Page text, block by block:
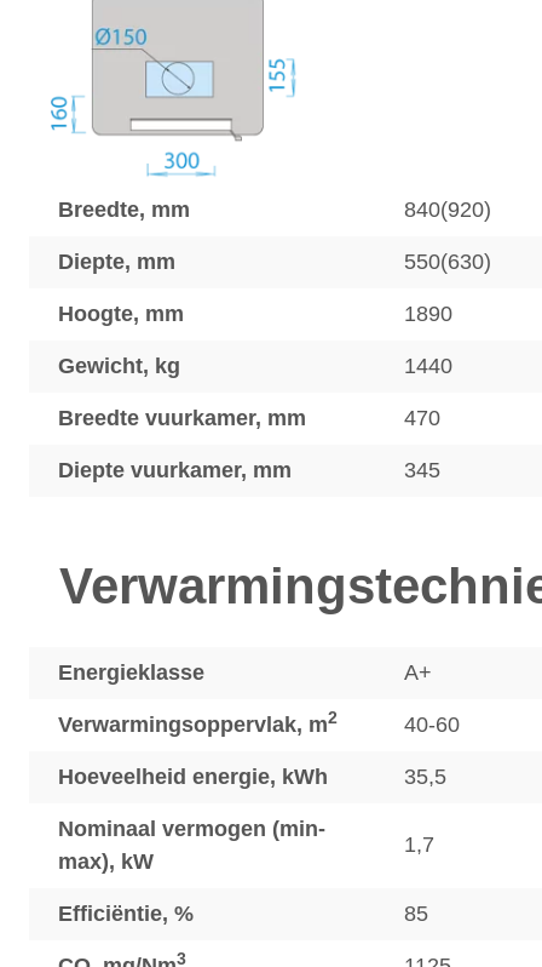
Breedte, mm 840(920)
Diepte, mm 550(630)
Hoogte, mm 1890
Gewicht, kg 1440
Breedte vuurkamer, mm 470
Diepte vuurkamer, mm 345
Energieklasse A+
Verwarmingsoppervlak, m2 40-60
Hoeveelheid energie, kWh 35,5
Nominaal vermogen (min-
max), kW
1,7
Efficiëntie, % 85
3